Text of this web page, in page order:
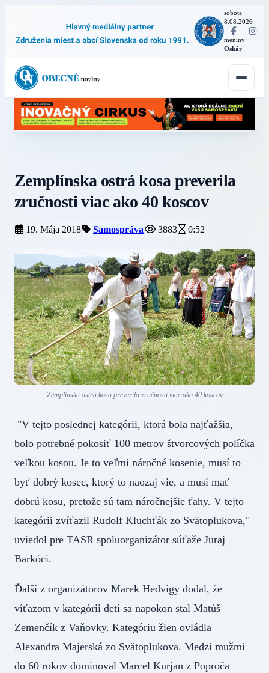
sobota
8.08.2026
·
meniny:
Oskár
Zemplínska ostrá kosa preverila
zručnosti viac ako 40 koscov
19. Mája 2018 Samospráva 3883 0:52
Zemplínska ostrá kosa preverila zručnosti viac ako 40 koscov
"V tejto poslednej kategórii, ktorá bola najťažšia,
bolo potrebné pokosiť 100 metrov štvorcových políčka
veľkou kosou. Je to veľmi náročné kosenie, musí to
byť dobrý kosec, ktorý to naozaj vie, a musí mať
dobrú kosu, pretože sú tam náročnejšie ťahy. V tejto
kategórii zvíťazil Rudolf Kluchťák zo Svätoplukova,"
uviedol pre TASR spoluorganizátor súťaže Juraj
Barkóci.
Ďalší z organizátorov Marek Hedvigy dodal, že
víťazom v kategórii detí sa napokon stal Matúš
Zemenčík z Vaňovky. Kategóriu žien ovládla
Alexandra Majerská zo Svätoplukova. Medzi mužmi
do 60 rokov dominoval Marcel Kurjan z Poproča